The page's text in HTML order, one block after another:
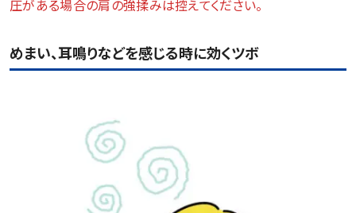
圧がある場合の肩の強揉みは控えてください。
めまい、耳鳴りなどを感じる時に効くツボ